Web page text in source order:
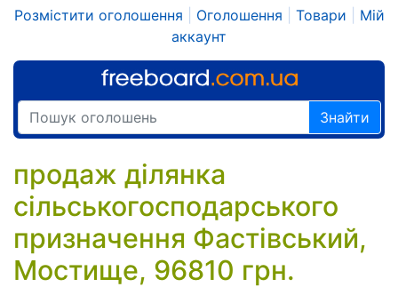
Розмістити оголошення Оголошення Товари
Мій
аккаунт
Знайти
продаж ділянка
сільськогосподарського
призначення Фастівський,
Мостище, 96810 грн.